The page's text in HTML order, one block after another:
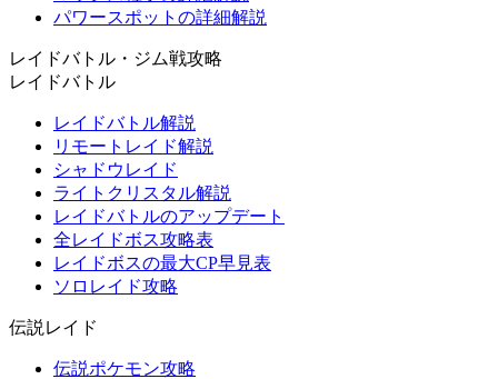
パワースポットの詳細解説
レイドバトル・ジム戦攻略
レイドバトル
レイドバトル解説
リモートレイド解説
シャドウレイド
ライトクリスタル解説
レイドバトルのアップデート
全レイドボス攻略表
レイドボスの最大CP早見表
ソロレイド攻略
伝説レイド
伝説ポケモン攻略